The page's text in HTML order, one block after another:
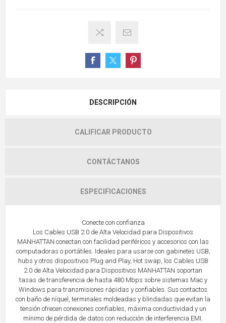
DESCRIPCIÓN
CALIFICAR PRODUCTO
CONTÁCTANOS
ESPECIFICACIONES
Conecte con confianza
Los Cables USB 2.0 de Alta Velocidad para Dispositivos
MANHATTAN conectan con facilidad periféricos y accesorios con las
computadoras o portátiles. Ideales para usarse con gabinetes USB,
hubs y otros dispositivos Plug and Play, Hot swap, los Cables USB
2.0 de Alta Velocidad para Dispositivos MANHATTAN soportan
tasas de transferencia de hasta 480 Mbps sobre sistemas Mac y
Windows para transmisiones rápidas y confiables. Sus contactos
con baño de níquel, terminales moldeadas y blindadas que evitan la
tensión ofrecen conexiones confiables, máxima conductividad y un
mínimo de pérdida de datos con reducción de interferencia EMI.